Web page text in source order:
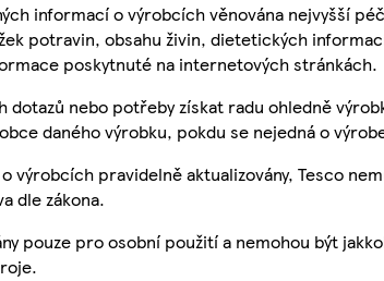
informací o výrobcích věnována nejvyšší
potravin, obsahu živin, dietetických
poskytnuté na internetových stránkách.
dotazů nebo potřeby získat radu ohledně
daného výrobku, pokdu se nejedná o
výrobcích pravidelně aktualizovány, Tesco
dle zákona.
pouze pro osobní použití a nemohou být